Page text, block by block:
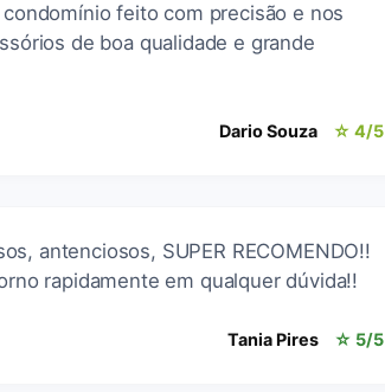
feito com precisão e nos
de boa qualidade e grande
Dario Souza ☆ 4/5
antenciosos, SUPER RECOMENDO!!
rapidamente em qualquer dúvida!!
Tania Pires ☆ 5/5